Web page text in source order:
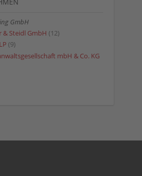
GmbH
& Steidl GmbH (12)
(9)
mbH & Co. KG